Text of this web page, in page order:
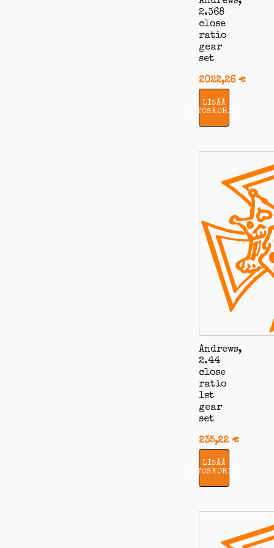
2.368
close
ratio
gear
set
2022,26 €
LISÄÄ
OSTOSKORIIN
Andrews,
2.44
close
ratio
1st
gear
set
235,22 €
LISÄÄ
OSTOSKORIIN